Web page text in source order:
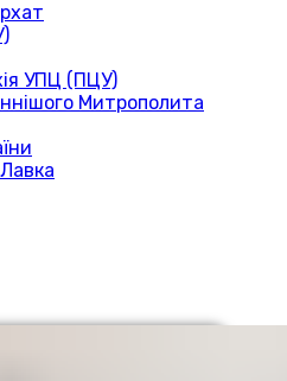
УПЦ (ПЦУ)
Митрополита